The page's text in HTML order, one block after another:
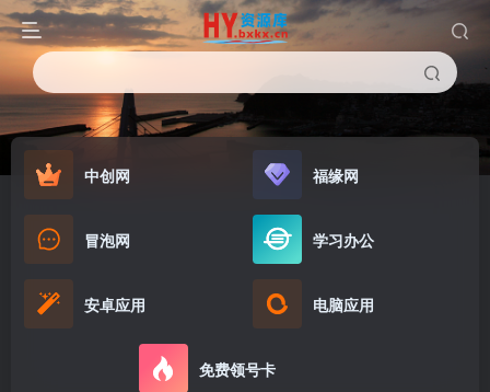
中创网 福缘网
冒泡网 学习办公
安卓应用 电脑应用
免费领号卡